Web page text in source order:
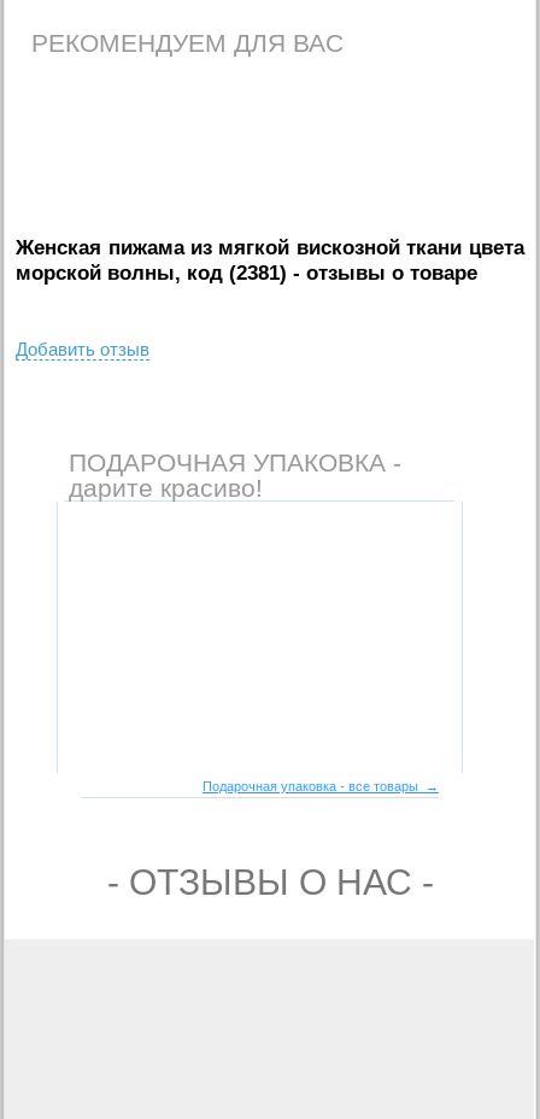
РЕКОМЕНДУЕМ ДЛЯ ВАС
Женская пижама из мягкой вискозной ткани цвета
морской волны, код (2381) - отзывы о товаре
Добавить отзыв
ПОДАРОЧНАЯ УПАКОВКА -
дарите красиво!
Подарочная упаковка - все товары →
- ОТЗЫВЫ О НАС -